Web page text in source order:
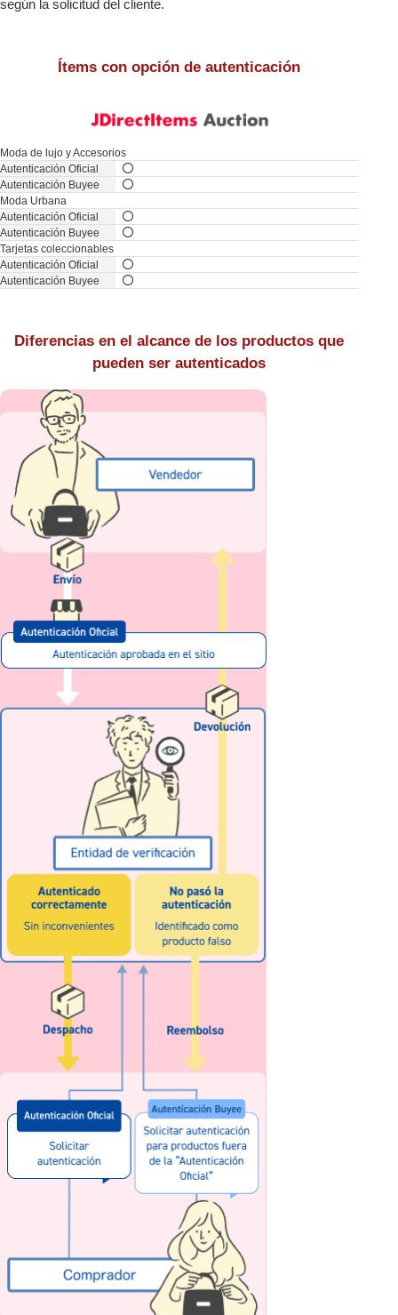
según la solicitud del cliente.
Ítems con opción de autenticación
Moda de lujo y Accesorios
Moda Urbana
Tarjetas coleccionables
Diferencias en el alcance de los productos que
pueden ser autenticados